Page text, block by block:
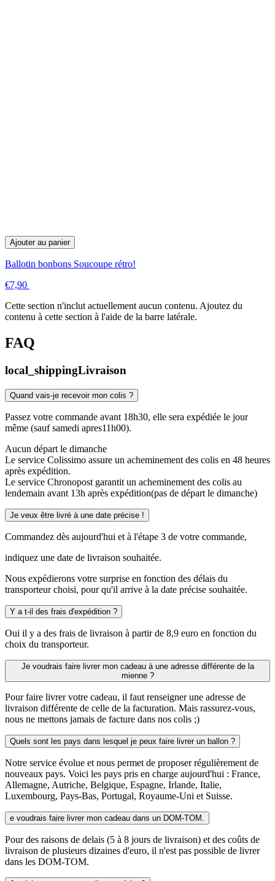
Ajouter au panier
Ballotin bonbons Soucoupe rétro!
€7,90
Cette section n'inclut actuellement aucun contenu. Ajoutez du
contenu à cette section à l'aide de la barre latérale.
FAQ
local_shippingLivraison
Quand vais-je recevoir mon colis ?
Passez votre commande avant 18h30, elle sera expédiée le jour
même (sauf samedi apres11h00).
Aucun départ le dimanche
Le service Colissimo assure un acheminement des colis en 48 heures
après expédition.
Le service Chronopost garantit un acheminement des colis au
lendemain avant 13h après expédition(pas de départ le dimanche)
Je veux être livré à une date précise !
Commandez dès aujourd'hui et à l'étape 3 de votre commande,
indiquez une date de livraison souhaitée.
Nous expédierons votre surprise en fonction des délais du
transporteur choisi, pour qu'il arrive à la date précise souhaitée.
Y a t-il des frais d'expédition ?
Oui il y a des frais de livraison à partir de 8,9 euro en fonction du
choix du transporteur.
Je voudrais faire livrer mon cadeau à une adresse différente de la
mienne ?
Pour faire livrer votre cadeau, il faut renseigner une adresse de
livraison différente de celle de la facturation. Mais rassurez-vous,
nous ne mettons jamais de facture dans nos colis ;)
Quels sont les pays dans lesquel je peux faire livrer un ballon ?
Notre service évolue et nous permet de proposer régulièrement de
nouveaux pays. Voici les pays pris en charge aujourd'hui : France,
Allemagne, Autriche, Belgique, Espagne, Irlande, Italie,
Luxembourg, Pays-Bas, Portugal, Royaume-Uni et Suisse.
e voudrais faire livrer mon cadeau dans un DOM-TOM.
Pour des raisons de delais (5 à 8 jours de livraison) et des coûts de
livraison de plusieurs dizaines d'euro, il n'est pas possible de livrer
dans les DOM-TOM.